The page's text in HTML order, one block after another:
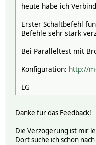
heute habe ich
Erster Schaltbefehl
Befehle sehr stark
Bei Paralleltest mit
Konfiguration: http://
LG
Danke für das Feedback!
Die Verzögerung ist mir
Dort suche ich schon